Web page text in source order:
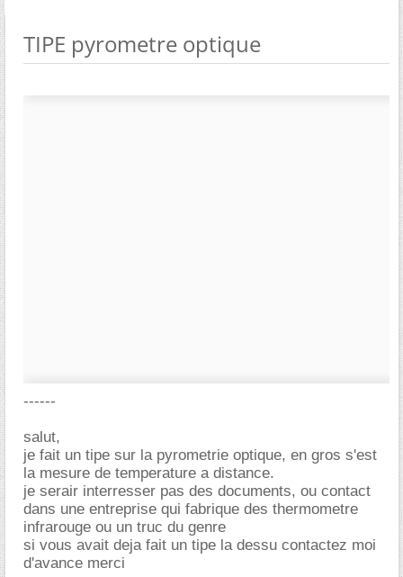
TIPE pyrometre optique
------
salut,
je fait un tipe sur la pyrometrie optique, en gros s'est
la mesure de temperature a distance.
je serair interresser pas des documents, ou contact
dans une entreprise qui fabrique des thermometre
infrarouge ou un truc du genre
si vous avait deja fait un tipe la dessu contactez moi
d'avance merci